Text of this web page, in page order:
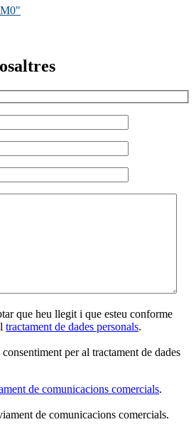
que heu llegit i que esteu conforme
tractament de dades personals.
per al tractament de dades
de comunicacions comercials.
de comunicacions comercials.